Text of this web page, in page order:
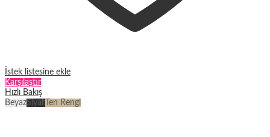
İstek listesine ekle
Karşılaştır
Hızlı Bakış
BeyazSiyah Ten Rengi